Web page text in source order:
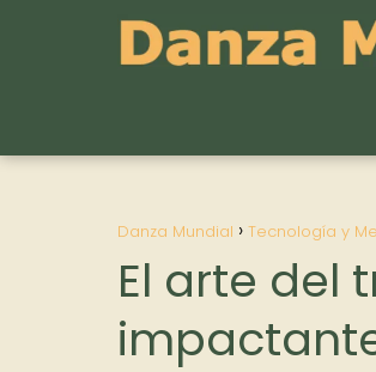
Danza Mundial Tecnología y
El arte del